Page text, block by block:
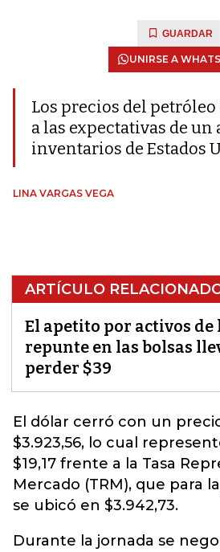
GUARDAR
UNIRSE A
Los precios del
a las expectativas de un
inventarios de Estados
LINA VARGAS VEGA
ARTÍCULO
El apetito por activos de
repunte en las bolsas
perder $39
El dólar cerró con un
$3.923,56, lo cual
$19,17 frente a la Tasa
Mercado (TRM), que para
se ubicó en $3.942,73.
Durante la jornada se